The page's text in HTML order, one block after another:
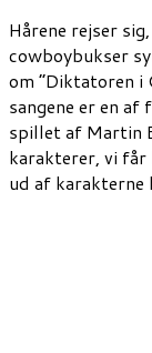
Hårene rejser
cowboybukser
om ”Diktatoren i
sangene er en
spillet af Martin
karakterer, vi får
ud af